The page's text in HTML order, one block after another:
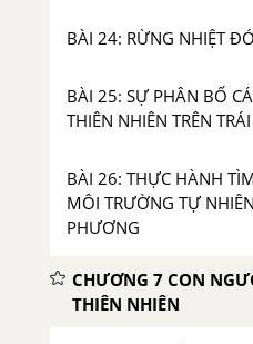
BÀI 24: RỪNG NHIỆT
BÀI 25: SỰ PHÂN BỐ
THIÊN NHIÊN TRÊN
BÀI 26: THỰC HÀNH
MÔI TRƯỜNG TỰ
PHƯƠNG
CHƯƠNG 7 CON
THIÊN NHIÊN